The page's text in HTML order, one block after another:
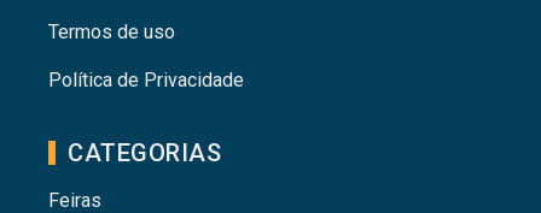
Termos de uso
Política de Privacidade
CATEGORIAS
Feiras